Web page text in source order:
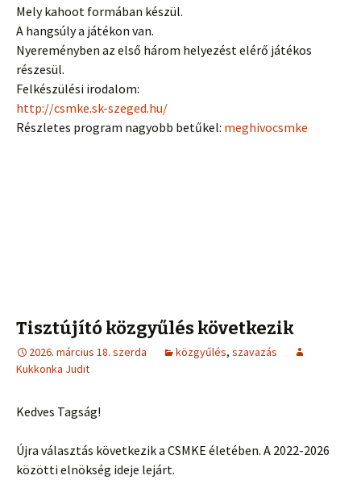
Mely kahoot formában készül.
A hangsúly a játékon van.
Nyereményben az első három helyezést elérő játékos
részesül.
Felkészülési irodalom:
http://csmke.sk-szeged.hu/
Részletes program nagyobb betűkel: meghivocsmke
Tisztújító közgyűlés következik
2026. március 18. szerda közgyűlés, szavazás
Kukkonka Judit
Kedves Tagság!
Újra választás következik a CSMKE életében. A 2022-2026
közötti elnökség ideje lejárt.